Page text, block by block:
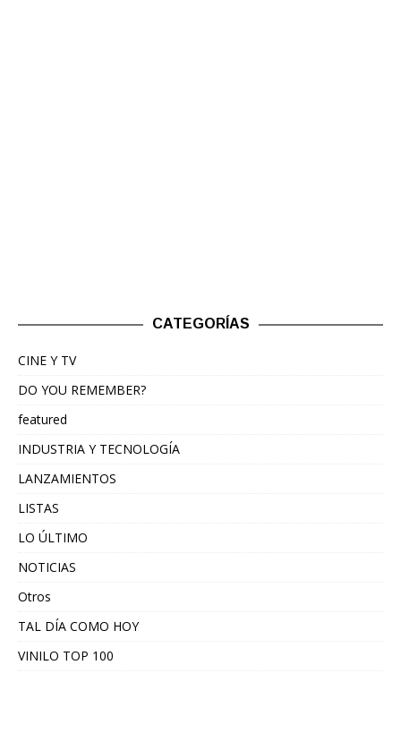
CATEGORÍAS
CINE Y TV
DO YOU REMEMBER?
featured
INDUSTRIA Y TECNOLOGÍA
LANZAMIENTOS
LISTAS
LO ÚLTIMO
NOTICIAS
Otros
TAL DÍA COMO HOY
VINILO TOP 100